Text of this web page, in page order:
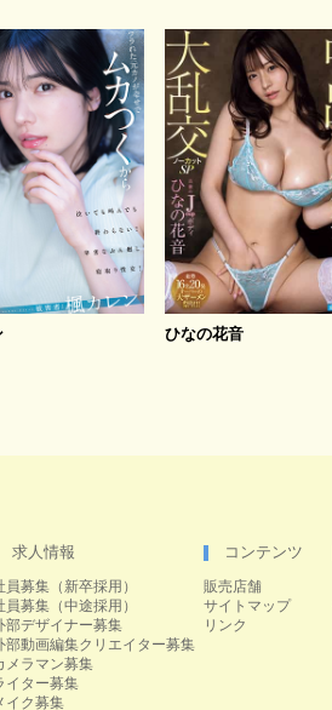
ひなの花音
求人情報
員募集（新卒採用）
員募集（中途採用）
部デザイナー募集
部動画編集クリエイター募集
メラマン募集
イター募集
イク募集
コンテンツ
販売店舗
サイトマップ
リンク